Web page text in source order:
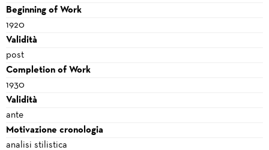
Beginning of Work
1920
Validità
post
Completion of Work
1930
Validità
ante
Motivazione cronologia
analisi stilistica